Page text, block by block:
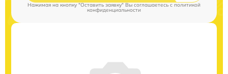
Нажимая на кнопку "Оставить заявку" Вы соглашаетесь cполитикой
конфиденциальности